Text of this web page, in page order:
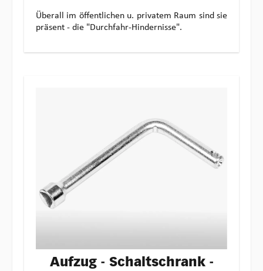
Überall im öffentlichen u. privatem Raum sind sie
präsent - die "Durchfahr-Hindernisse".
Aufzug - Schaltschrank -